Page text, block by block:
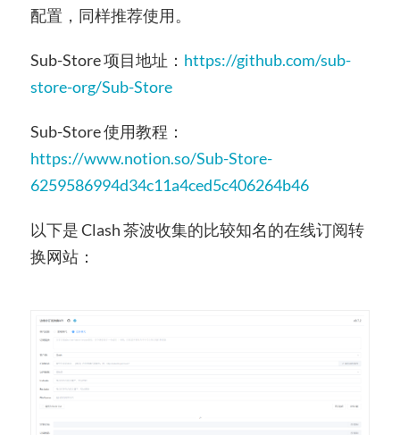
配置，同样推荐使用。
Sub-Store 项目地址： https://github.com/sub-
store-org/Sub-Store
Sub-Store 使用教程：
https://www.notion.so/Sub-Store-
6259586994d34c11a4ced5c406264b46
以下是 Clash 茶波收集的比较知名的在线订阅转
换网站：